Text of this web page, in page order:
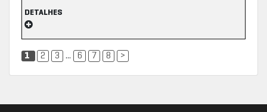
DETALHES
1 2 3 ... 6 7 8 >